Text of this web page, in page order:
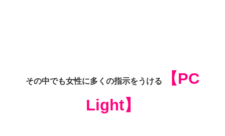
その中でも女性に多くの指示をうける
【PC
Light】